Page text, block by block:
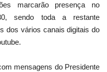
marcarão presença no
sendo toda a restante
dos vários canais digitais do
mensagens do Presidente